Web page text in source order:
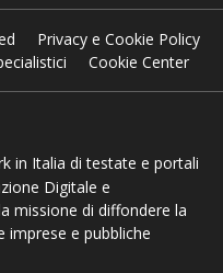
Privacy e Cookie Policy
Cookie Center
in Italia di testate e portali
Digitale e
missione di diffondere la
imprese e pubbliche